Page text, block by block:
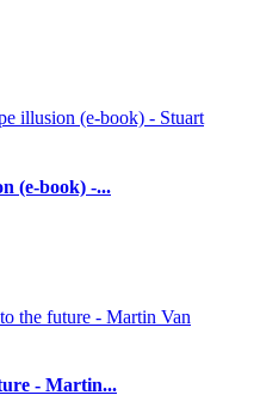
(e-book) -...
- Martin...